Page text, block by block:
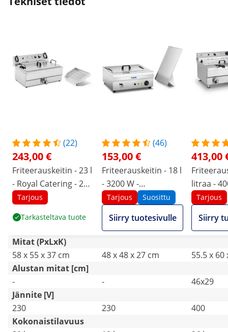
(22)
243,00 €
Friteerauskeitin - 23 l
- Royal Catering - 230
Tarjous
Tarkasteltava tuote
(46)
153,00 €
Friteerauskeitin - 18 l
- 3200 W -
kylmävyöhyke
Tarjous Suosittu
Siirry tuotesivulle
413,00
litraa -
Tarjous
Siirry
Mitat (PxLxK)
58 x 55 x 37 cm
48 x 48 x 27 cm
55.5 x 60
Alustan mitat [cm]
-
-
46x29
Jännite [V]
230
230
400
Kokonaistilavuus